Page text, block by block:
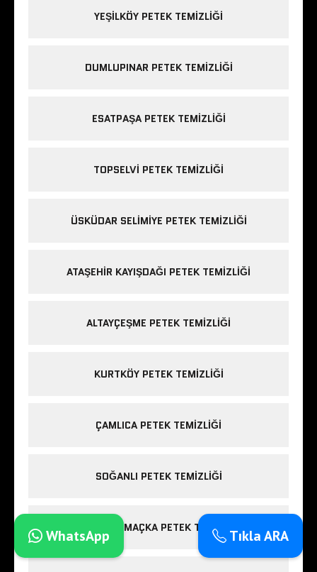
YEŞILKÖY PETEK TEMIZLIĞI
DUMLUPINAR PETEK TEMIZLIĞI
ESATPAŞA PETEK TEMIZLIĞI
TOPSELVI PETEK TEMIZLIĞI
ÜSKÜDAR SELIMIYE PETEK TEMIZLIĞI
ATAŞEHIR KAYIŞDAĞI PETEK TEMIZLIĞI
ALTAYÇEŞME PETEK TEMIZLIĞI
KURTKÖY PETEK TEMIZLIĞI
ÇAMLICA PETEK TEMIZLIĞI
SOĞANLI PETEK TEMIZLIĞI
BEŞIKTAŞ MAÇKA PETEK TEMIZLIĞITıkla ARA
WhatsApp